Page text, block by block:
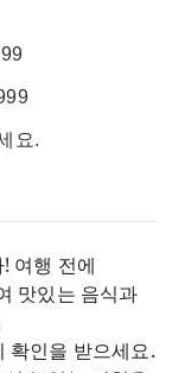
요.
여행 전에
맛있는 음식과
확인을 받으세요.